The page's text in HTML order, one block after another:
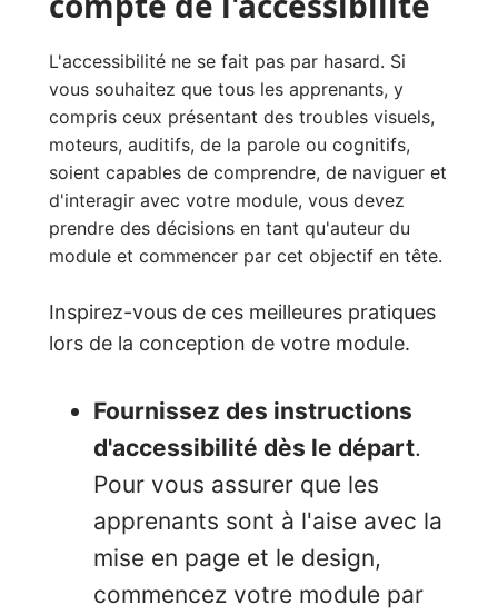
L'accessibilité ne se fait pas par hasard. Si
vous souhaitez que tous les apprenants, y
compris ceux présentant des troubles visuels,
moteurs, auditifs, de la parole ou cognitifs,
soient capables de comprendre, de naviguer et
d'interagir avec votre module, vous devez
prendre des décisions en tant qu'auteur du
module et commencer par cet objectif en tête.
Inspirez-vous de ces meilleures pratiques
lors de la conception de votre module.
Fournissez des instructions
d'accessibilité dès le départ.
Pour vous assurer que les
apprenants sont à l'aise avec la
mise en page et le design,
commencez votre module par